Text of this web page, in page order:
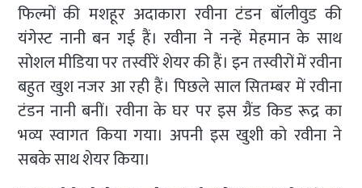
फिल्मों की मशहूर अदाकारा रवीना टंडन बॉलीवुड की
यंगेस्ट नानी बन गई हैं। रवीना ने नन्हें मेहमान के साथ
सोशल मीडिया पर तस्वीरें शेयर की हैं। इन तस्वीरों में रवीना
बहुत खुश नजर आ रही हैं। पिछले साल सितम्बर में रवीना
टंडन नानी बनीं। रवीना के घर पर इस ग्रैंड किड रूद्र का
भव्य स्वागत किया गया। अपनी इस खुशी को रवीना ने
सबके साथ शेयर किया।